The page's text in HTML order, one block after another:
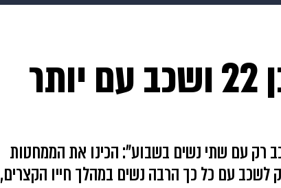
תשעה חודשים מתכונים פרויקטים מיוחדים
נמאס לו: רק בן 22 ושכב עם יותר
רק עם שתי נשים בשבוע": הכינו את הממחטות
עם כל כך הרבה נשים במהלך חייו הקצרים,